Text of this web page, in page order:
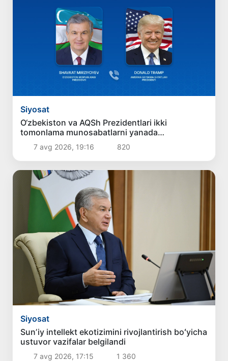
Siyosat
O‘zbekiston va AQSh Prezidentlari ikki
tomonlama munosabatlarni yanada
mustahkamlash istiqbollarini muhokama qildilar
7 avg 2026, 19:16 820
Siyosat
Sunʼiy intellekt ekotizimini rivojlantirish boʻyicha
ustuvor vazifalar belgilandi
7 avg 2026, 17:15 1 360